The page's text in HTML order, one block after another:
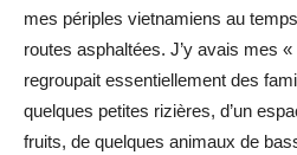
mes périples vietnamiens au
routes asphaltées. J’y avais mes
regroupait essentiellement des
quelques petites rizières, d’un
fruits, de quelques animaux de